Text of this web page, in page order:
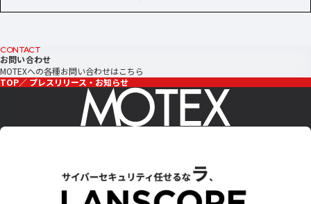
CONTACT
お問い合わせ
MOTEXへの各種お問い合わせはこちら
TOP
プレスリリース・お知らせ